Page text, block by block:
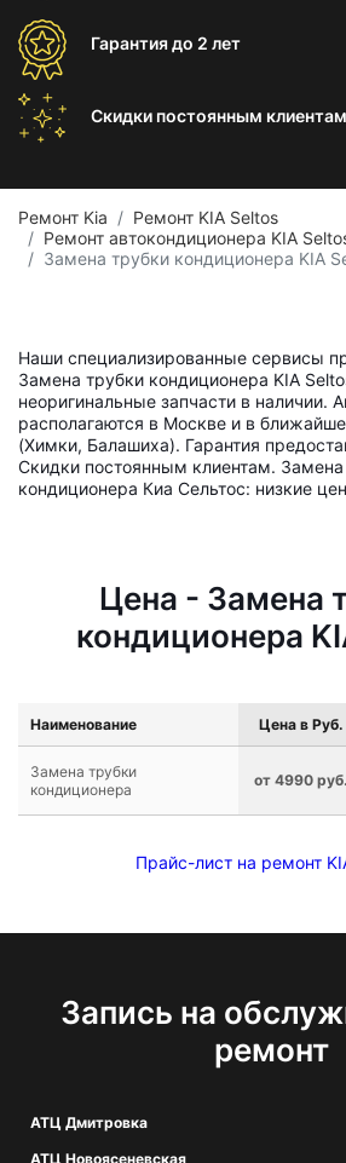
Гарантиядо 2 лет
Скидки постоянным клиентам
Ремонт Kia
Ремонт KIA Seltos
Ремонт автокондиционера KIA
Замена трубки кондиционера KIA
Наши специализированные сервисы
Замена трубки кондиционера KIA
неоригинальные запчасти в наличии.
располагаются в Москве и в
(Химки, Балашиха). Гарантия
Скидки постоянным клиентам. Замена
кондиционера Киа Сельтос: низкие
Цена - Замена
кондиционера
Наименование Цена в Руб.
Замена трубки
кондиционера
от 4990 руб.
Прайс-лист на ремонт
Запись на
ремонт
АТЦ Дмитровка
АТЦ Новоясеневская